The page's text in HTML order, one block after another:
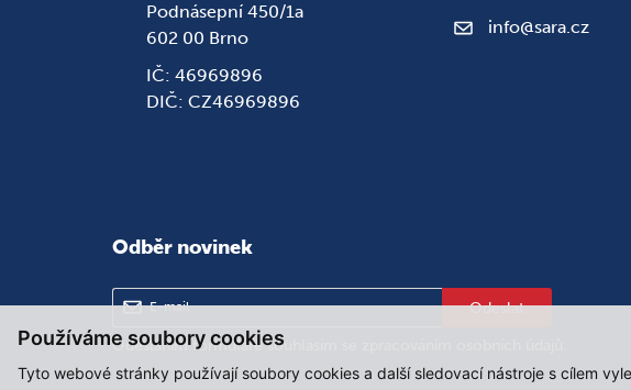
Používáme soubory cookies
Tyto webové stránky používají soubory cookies a další sledovací nástroje s cílem
Podnásepní 450/1a
602 00 Brno
IČ: 46969896
DIČ: CZ46969896
info@sara.cz
Odběr novinek
Odeslat
Odesláním formuláře souhlasím se